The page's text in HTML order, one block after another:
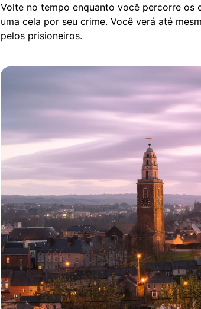
Volte no tempo enquanto você percorre os
uma cela por seu crime. Você verá até
pelos prisioneiros.